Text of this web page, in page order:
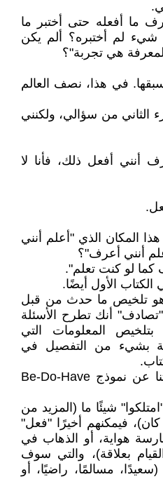
ما أفعله حتى أختبر ما
شيء لم أختبره؟ ألم يكن
هي تجربة"؟
في هذا، نصف العالم
الثاني من سؤالي، ولكنني
أنني أفعل ذلك، فأنا لا
المكان الذي "أعلم أنني
أنني أعرف"؟
لو كنت تعلم".
الأول أيضًا.
هو تلخيص ما حدث من قبل
أنك تطرح الأسئلة
المعلومات التي
بشيء من التفصيل في
الآن في الكتاب الأول، تحدثنا عن نموذج Be-Do-Have
شيئًا ما (المزيد من
كان)، فيمكنهم أخيرًا "فعل"
هواية، أو الذهاب في
بعلاقة)، والتي سوف
مسالمًا، راضيًا، أو